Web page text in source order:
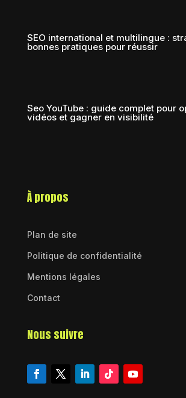
SEO international et multilingue :
bonnes pratiques pour réussir
Seo YouTube : guide complet pour
vidéos et gagner en visibilité
À propos
Plan de site
Politique de confidentialité
Mentions légales
Contact
Nous suivre